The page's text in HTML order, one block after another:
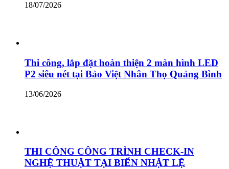
18/07/2026
Thi công, lắp đặt hoàn thiện 2 màn hình LED
P2 siêu nét tại Bảo Việt Nhân Thọ Quảng Bình
13/06/2026
THI CÔNG CÔNG TRÌNH CHECK-IN
NGHỆ THUẬT TẠI BIỂN NHẬT LỆ